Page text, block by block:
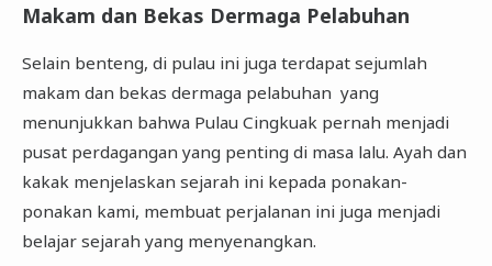
Makam dan Bekas Dermaga Pelabuhan
Selain benteng, di pulau ini juga terdapat sejumlah
makam dan bekas dermaga pelabuhan yang
menunjukkan bahwa Pulau Cingkuak pernah menjadi
pusat perdagangan yang penting di masa lalu. Ayah dan
kakak menjelaskan sejarah ini kepada ponakan-
ponakan kami, membuat perjalanan ini juga menjadi
belajar sejarah yang menyenangkan.